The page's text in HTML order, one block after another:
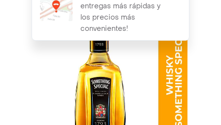
entregas más rápidas y
los precios más
convenientes!